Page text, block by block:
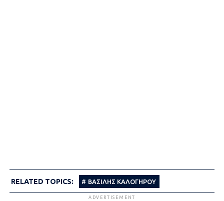
RELATED TOPICS: ΒΑΣΊΛΗΣ ΚΑΛΟΓΉΡΟΥ
ADVERTISEMENT